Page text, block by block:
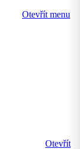
Otevřít menu
Otevřít